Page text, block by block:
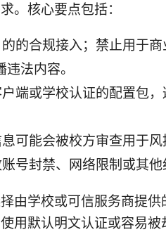
。核心要点包括：
的合规接入；禁止用于
法内容。
端或学校认证的配置包
可能会被校方审查用于风
号封禁、网络限制或其他
由学校或可信服务商提
用默认明文认证或容易被